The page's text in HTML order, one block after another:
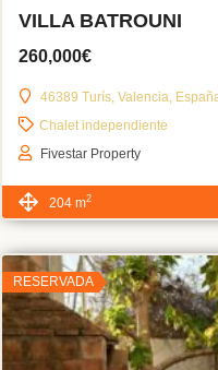
VILLA BATROUNI
260,000€
46389 Turís, Valencia,
Chalet independiente
Fivestar Property
204 m2
RESERVADA